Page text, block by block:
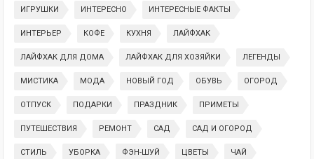
ИГРУШКИ ИНТЕРЕСНО ИНТЕРЕСНЫЕ ФАКТЫ
ИНТЕРЬЕР КОФЕ КУХНЯ ЛАЙФХАК
ЛАЙФХАК ДЛЯ ДОМА ЛАЙФХАК ДЛЯ ХОЗЯЙКИ ЛЕГЕНДЫ
МИСТИКА МОДА НОВЫЙ ГОД ОБУВЬ ОГОРОД
ОТПУСК ПОДАРКИ ПРАЗДНИК ПРИМЕТЫ
ПУТЕШЕСТВИЯ РЕМОНТ САД САД И ОГОРОД
СТИЛЬ УБОРКА ФЭН-ШУЙ ЦВЕТЫ ЧАЙ